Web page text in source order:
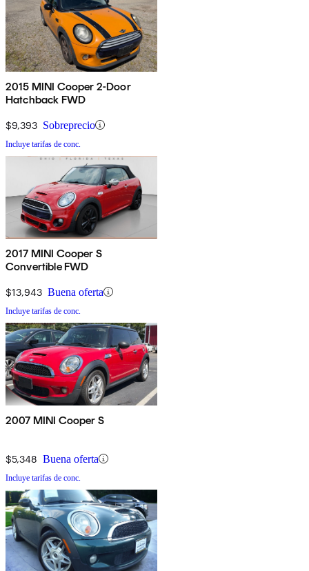
2015 MINI Cooper 2-Door
Hatchback FWD
$9,393 Sobreprecio
Incluye tarifas de conc.
2017 MINI Cooper S
Convertible FWD
$13,943 Buena oferta
Incluye tarifas de conc.
2007 MINI Cooper S
$5,348 Buena oferta
Incluye tarifas de conc.